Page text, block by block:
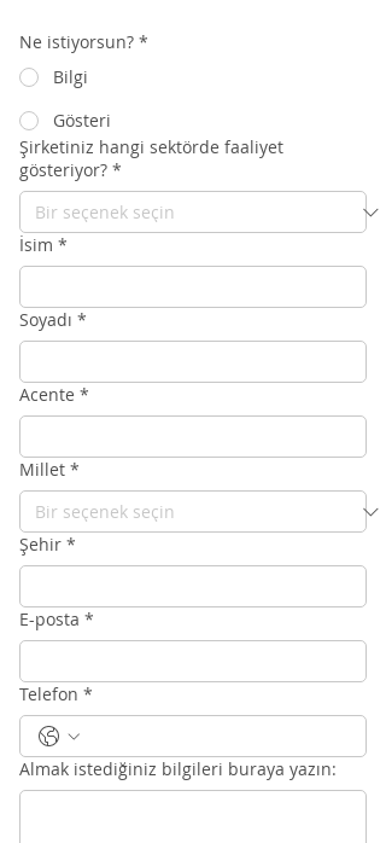
Ne istiyorsun? *
Bilgi
Gösteri
Şirketiniz hangi sektörde faaliyet
gösteriyor? *
İsim *
Soyadı *
Acente *
Millet *
Şehir *
E-posta *
Telefon *
Almak istediğiniz bilgileri buraya yazın: